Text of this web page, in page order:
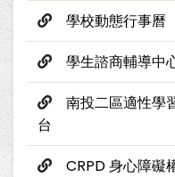
學校動態行事曆
學生諮商輔導中
南投二區適性學
台
CRPD 身心障礙